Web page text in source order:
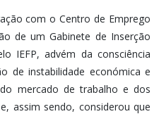
com o Centro de Emprego
de um Gabinete de Inserção
IEFP, advém da consciência
de instabilidade económica e
mercado de trabalho e dos
assim sendo, considerou que